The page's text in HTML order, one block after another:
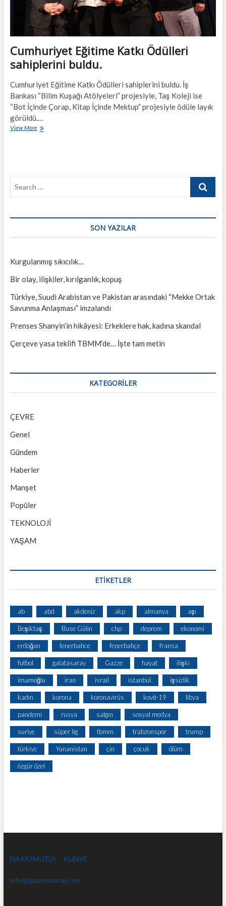
Cumhuriyet Eğitime Katkı Ödülleri
sahiplerini buldu.
Cumhuriyet Eğitime Katkı Ödülleri sahiplerini buldu. İş
Bankası “Bilim Kuşağı Atölyeleri” projesiyle, Taş Koleji ise
“Bot İçinde Çorap, Kitap İçinde Mektup” projesiyle ödüle layık
görüldü.…
View MoreCumhuriyet
Search
SON YAZILAR
Kurgulanmış sıkıcılık…
Bir olay, ilişkiler, kırılganlık, kopuş
Türkiye, Suudi Arabistan ve Pakistan arasındaki “Mekke Ortak
Savunma Anlaşması” imzalandı
Prenses Shanyin’in hikâyesi: Erkeklere hak, kadına skandal
Çerçeve yasa teklifi TBMM’de… İşte tam metin
KATEGORILER
ÇEVRE
Genel
Gündem
Haberler
Manşet
Popüler
TEKNOLOJİ
YAŞAM
ETİKETLER
ab abd akdeniz akp almanya aşı
Beşiktaş Buse Gülin chp deprem ekonomi
erdoğan fenerbahce fenerbahçe fransa
futbol galatasaray Gazze hayat ilişki
imamoğlu iran israil istanbul işsizlik
kadın korona koronavirüs kovit-19 libya
pandemi rusya salgın sosyal medya
suriye süper lig tbmm trabzonspor trump
türkiye Yunanistan çin çocuk ölüm
özgür özel
HAKKIMIZDA KÜNYE
info@gazetesanal.com